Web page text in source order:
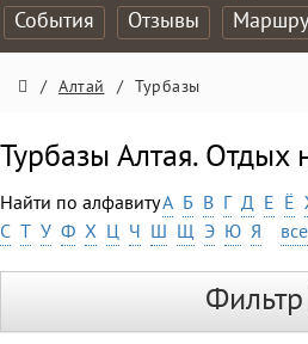
События
Отзывы
/ Алтай / Турбазы
Турбазы Алтая. Отдых
Найти по алфавитуА Б В Г Д Е Ё
С Т У Ф Х Ц Ч Ш Щ Э Ю Я все
Фильтр